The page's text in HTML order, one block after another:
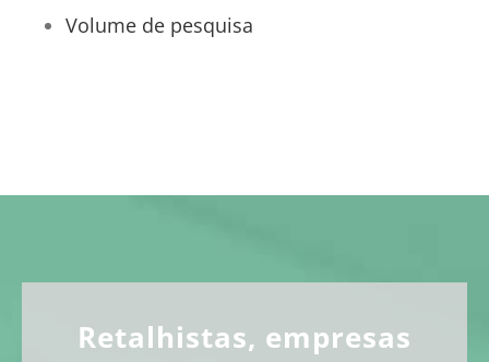
Volume de pesquisa
Retalhistas, empresas